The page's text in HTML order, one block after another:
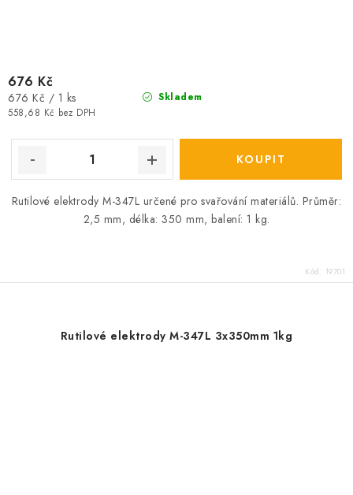
Skladem
558,68 Kč bez DPH
676 Kč
Měrná
cena:
676 Kč / 1 ks
Rutilové elektrody M-347L určené pro svařování materiálů. Průměr:
2,5 mm, délka: 350 mm, balení: 1 kg.
Kód: 19701
Rutilové elektrody M-347L 3x350mm 1kg